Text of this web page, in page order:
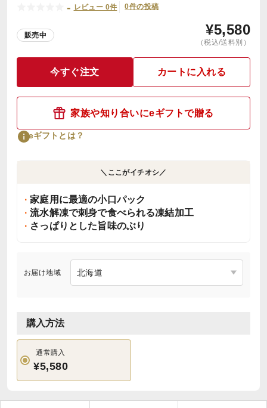
- レビュー 0件 0件の投稿
販売中 ¥5,580
（税込/送料別）
今すぐ注文 カートに入れる
家族や知り合いにeギフトで贈る
eギフトとは？
＼ここがイチオシ／
家庭用に最適の小口パック
流水解凍で刺身で食べられる凍結加工
さっぱりとした旨味のぶり
お届け地域
購入方法
通常購入
¥5,580